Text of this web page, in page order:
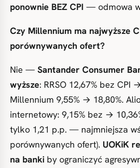
ponownie BEZ CPI — odmowa
Czy Millennium ma najwyższe
porównywanych ofert?
Nie — Santander Consumer
wyższe: RRSO 12,67% bez CPI
Millennium 9,55% → 18,80%.
internetowy: 9,15% bez →
tylko 1,21 p.p. — najmniejsza
porównywanych ofert). UOKiK
na banki by ograniczyć